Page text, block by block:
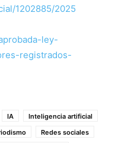
1202885/2025
ley-
registrados-
IA
Inteligencia artificial
Redes sociales